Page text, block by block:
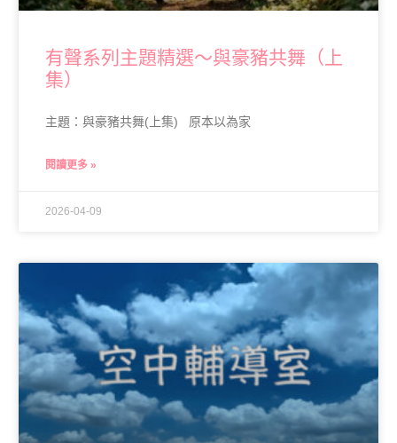
有聲系列主題精選～與豪豬共舞（上
集）
主題：與豪豬共舞(上集) 原本以為家
閱讀更多 »
2026-04-09